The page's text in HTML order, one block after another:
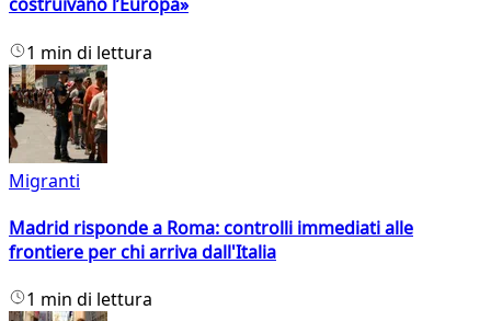
costruivano l’Europa»
1 min di lettura
Migranti
Madrid risponde a Roma: controlli immediati alle
frontiere per chi arriva dall'Italia
1 min di lettura